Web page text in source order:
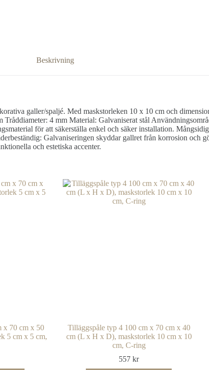
Beskrivning
galler/spaljé. Med maskstorleken 10 x 10 cm och
4 mm Material: Galvaniserat stål
för att säkerställa enkel och säker installation.
Galvaniseringen skyddar gallret från korrosion och
och estetiska accenter.
x 70 cm x 50
5 cm x 5 cm,
Tilläggspåle typ 4 100 cm x 70 cm x 40
cm (L x H x D), maskstorlek 10 cm x 10
cm, C-ring
557kr